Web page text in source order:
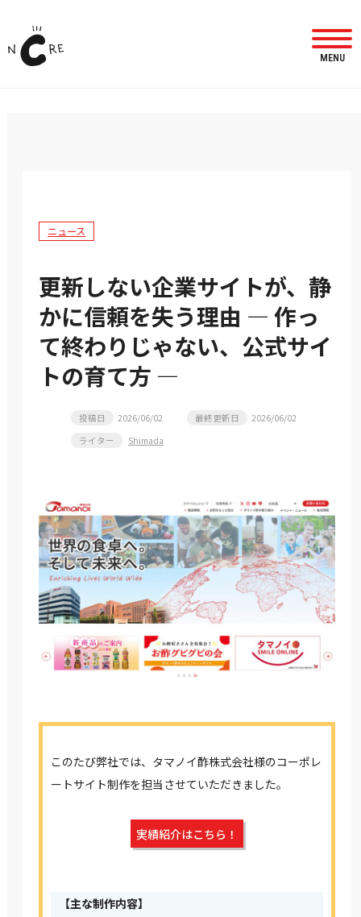
MENU
ニュース
更新しない企業サイトが、静
かに信頼を失う理由 ― 作っ
て終わりじゃない、公式サイ
トの育て方 ―
投稿日 2026/06/02 最終更新日
2026/06/02
ライター
Shimada
このたび弊社では、タマノイ酢株式会社様のコーポレ
ートサイト制作を担当させていただきました。
実績紹介はこちら！
【主な制作内容】